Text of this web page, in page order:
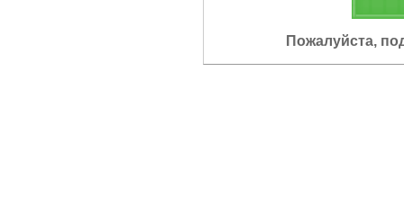
Пожалуйста,